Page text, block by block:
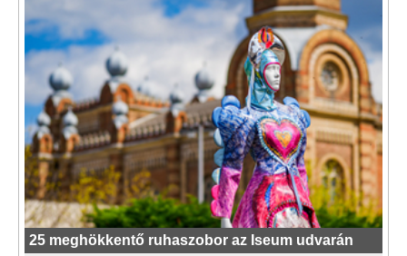
25 meghökkentő ruhaszobor az Iseum udvarán